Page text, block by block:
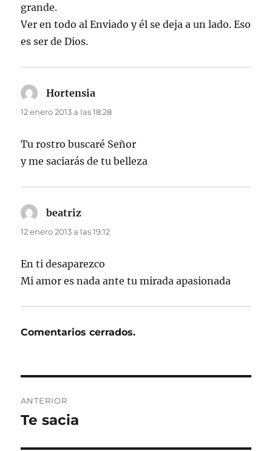
grande.
Ver en todo al Enviado y él se deja a un lado. Eso
es ser de Dios.
Hortensia
12 enero 2013 a las 18:28
Tu rostro buscaré Señor
y me saciarás de tu belleza
beatriz
12 enero 2013 a las 19:12
En ti desaparezco
Mi amor es nada ante tu mirada apasionada
Comentarios cerrados.
de
ANTERIOR
Entrada
Te sacia